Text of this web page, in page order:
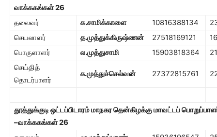
வாக்ககங்கள்26
தலைவர்
க.சாமிக்காளை 10816388134
செயலாளர்
த.முத்துக்கிருஷ்ணன் 27518169121
பொருளாளர்
ல.முத்துசாமி 15903818364
செய்தித்
தொடர்பாளர்
சு.முத்துச்செல்வன் 27372815761
தூத்துக்குடி ஒட்டப்பிடாரம் மாநகர தென்கிழக்கு மாவட்டப்
–வாக்ககங்கள்26